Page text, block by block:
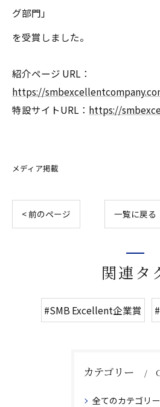
グ部門」
を受賞しました。
紹介ページ URL：
https://
特設サイトURL： https://
メディア掲載
< 前のページ 一覧に戻る
関連タ
#SMB Excellent企業賞
カテゴリー
全てのカテゴリー